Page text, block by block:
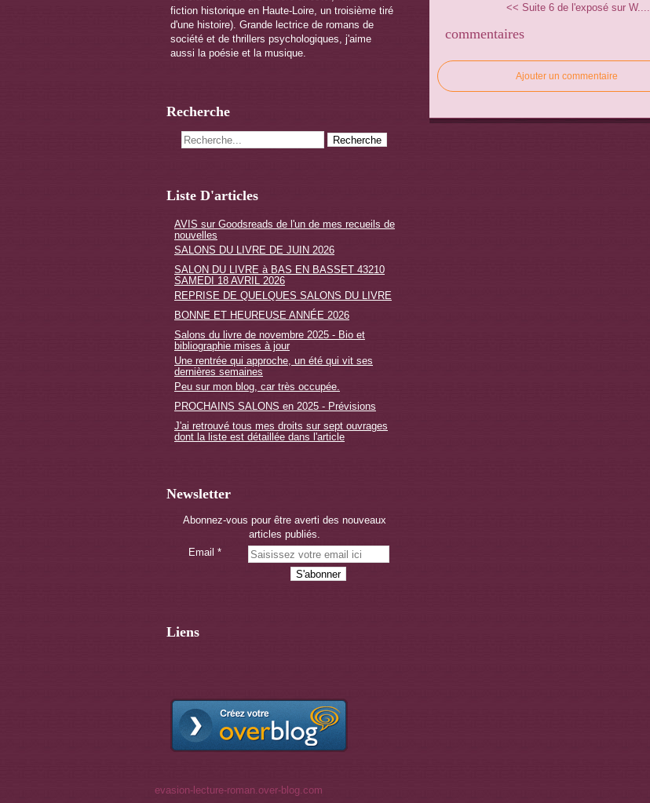
fiction historique en Haute-Loire, un troisième tiré
d'une histoire). Grande lectrice de romans de
société et de thrillers psychologiques, j'aime
aussi la poésie et la musique.
Recherche
Liste D'articles
AVIS sur Goodsreads de l'un de mes recueils de
nouvelles
SALONS DU LIVRE DE JUIN 2026
SALON DU LIVRE à BAS EN BASSET 43210
SAMEDI 18 AVRIL 2026
REPRISE DE QUELQUES SALONS DU LIVRE
BONNE ET HEUREUSE ANNÉE 2026
Salons du livre de novembre 2025 - Bio et
bibliographie mises à jour
Une rentrée qui approche, un été qui vit ses
dernières semaines
Peu sur mon blog, car très occupée.
PROCHAINS SALONS en 2025 - Prévisions
J'ai retrouvé tous mes droits sur sept ouvrages
dont la liste est détaillée dans l'article
Newsletter
Abonnez-vous pour être averti des nouveaux
articles publiés.
Email
Liens
<< Suite 6 de l'exposé sur W....
commentaires
Ajouter un commentaire
evasion-lecture-roman.over-blog.com